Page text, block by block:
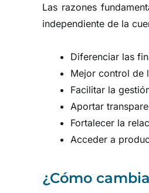
Las razones
independiente de la
Diferenciar las
Mejor control de
Facilitar la
Aportar
Fortalecer la
Acceder a
¿Cómo